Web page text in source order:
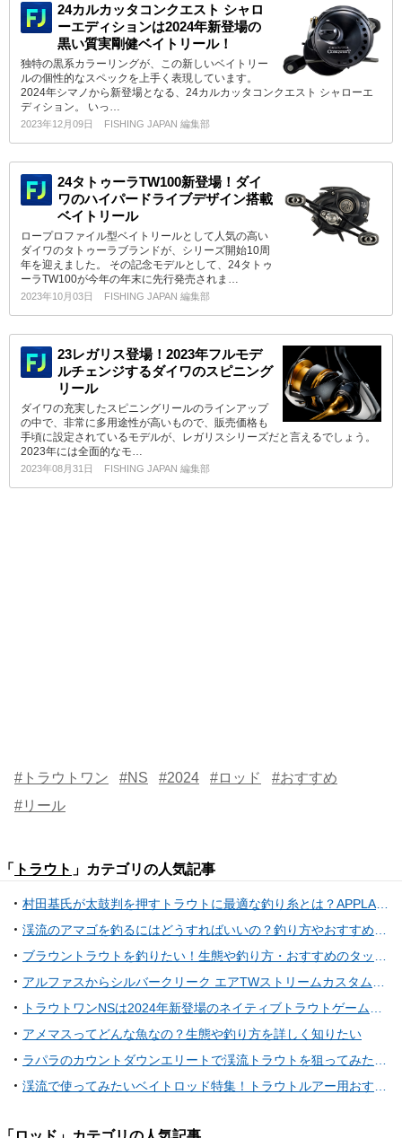
24カルカッタコンクエスト シャロ
ーエディションは2024年新登場の
黒い質実剛健ベイトリール！
独特の黒系カラーリングが、この新しいベイトリー
ルの個性的なスペックを上手く表現しています。
2024年シマノから新登場となる、24カルカッタコンクエスト シャローエ
ディション。 いっ…
2023年12月09日 FISHING JAPAN 編集部
24タトゥーラTW100新登場！ダイ
ワのハイパードライブデザイン搭載
ベイトリール
ロープロファイル型ベイトリールとして人気の高い
ダイワのタトゥーラブランドが、シリーズ開始10周
年を迎えました。 その記念モデルとして、24タトゥ
ーラTW100が今年の年末に先行発売されま…
2023年10月03日 FISHING JAPAN 編集部
23レガリス登場！2023年フルモデ
ルチェンジするダイワのスピニング
リール
ダイワの充実したスピニングリールのラインアップ
の中で、非常に多用途性が高いもので、販売価格も
手頃に設定されているモデルが、レガリスシリーズだと言えるでしょう。
2023年には全面的なモ…
2023年08月31日 FISHING JAPAN 編集部
#トラウトワン #NS #2024 #ロッド
#おすすめ
#リール
「 トラウト 」カテゴリの人気記事
アメマスってどんな魚なの？生態や釣り方を詳しく知りたい